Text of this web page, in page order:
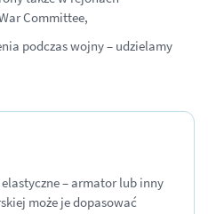
Committee,
podczas wojny – udzielamy
– armator lub inny
może je dopasować